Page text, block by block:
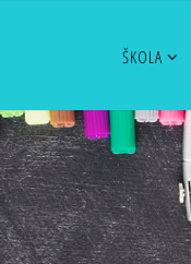
ŠKOLA